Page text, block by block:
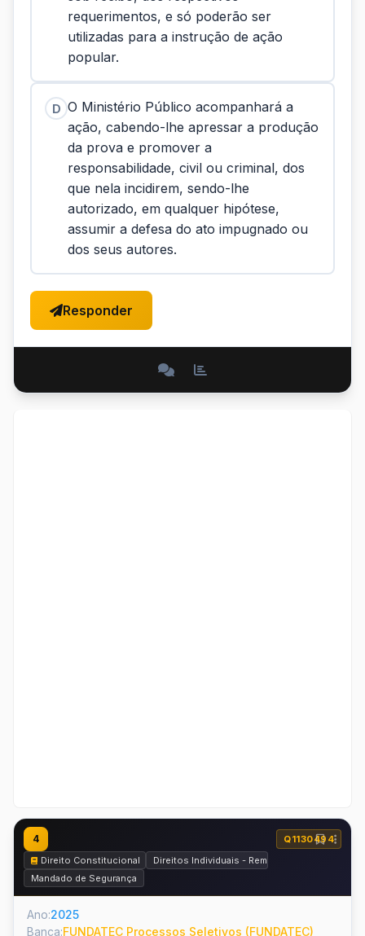
requerimentos, e só poderão ser
utilizadas para a instrução de ação
popular.
D O Ministério Público acompanhará a
ação, cabendo-lhe apressar a produção
da prova e promover a
responsabilidade, civil ou criminal, dos
que nela incidirem, sendo-lhe
autorizado, em qualquer hipótese,
assumir a defesa do ato impugnado ou
dos seus autores.
Responder
4
Q1130494
Direito Constitucional
Direitos Individuais - Remédios
Mandado de Segurança
Ano:2025
Banca:FUNDATEC Processos Seletivos (FUNDATEC)